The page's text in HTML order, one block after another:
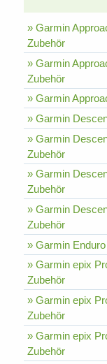
» Garmin
Zubehör
» Garmin
Zubehör
» Garmin
» Garmin
» Garmin
Zubehör
» Garmin
Zubehör
» Garmin
Zubehör
» Garmin
» Garmin epix
Zubehör
» Garmin epix
Zubehör
» Garmin epix
Zubehör